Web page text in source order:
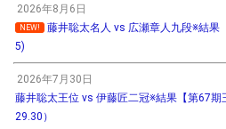
2026年8月6日
NEW!
藤井聡太名人 vs 広瀬章人九段※結
5)
2026年7月30日
藤井聡太王位 vs 伊藤匠二冠※結果【第67
29.30）